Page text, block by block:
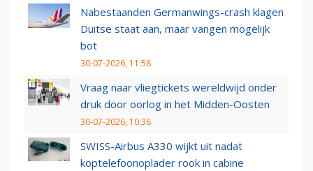
Nabestaanden Germanwings-crash klagen
Duitse staat aan, maar vangen mogelijk
bot
30-07-2026, 11:58
Vraag naar vliegtickets wereldwijd onder
druk door oorlog in het Midden-Oosten
30-07-2026, 10:36
SWISS-Airbus A330 wijkt uit nadat
koptelefoonoplader rook in cabine